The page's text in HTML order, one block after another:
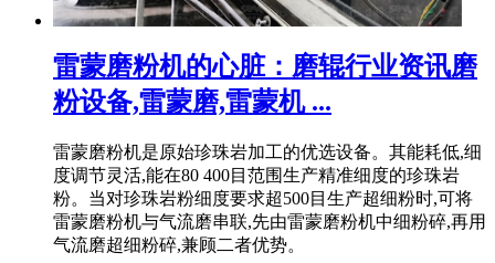
雷蒙磨粉机的心脏：磨辊行业资讯磨
粉设备,雷蒙磨,雷蒙机 ...
雷蒙磨粉机是原始珍珠岩加工的优选设备。其能耗低,细
度调节灵活,能在80 400目范围生产精准细度的珍珠岩
粉。当对珍珠岩粉细度要求超500目生产超细粉时,可将
雷蒙磨粉机与气流磨串联,先由雷蒙磨粉机中细粉碎,再用
气流磨超细粉碎,兼顾二者优势。